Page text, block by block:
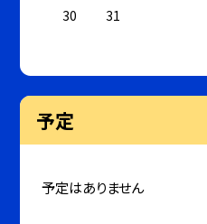
30
31
予定
予定はありません